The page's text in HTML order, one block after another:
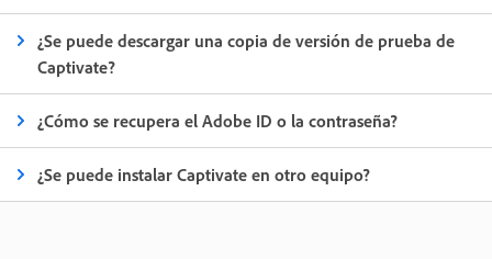
¿Se puede descargar una copia de versión de prueba de
Captivate?
¿Cómo se recupera el Adobe ID o la contraseña?
¿Se puede instalar Captivate en otro equipo?